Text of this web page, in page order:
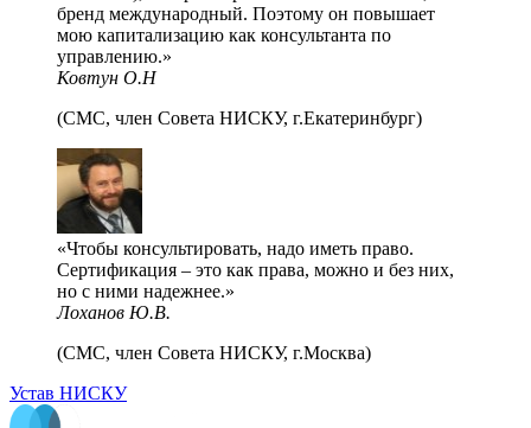
бренд международный. Поэтому он повышает
мою капитализацию как консультанта по
управлению.
Ковтун О.Н
(СМС, член Совета НИСКУ, г.Екатеринбург)
Чтобы консультировать, надо иметь право.
Сертификация – это как права, можно и без них,
но с ними надежнее.
Лоханов Ю.В.
(СМС, член Совета НИСКУ, г.Москва)
Устав НИСКУ